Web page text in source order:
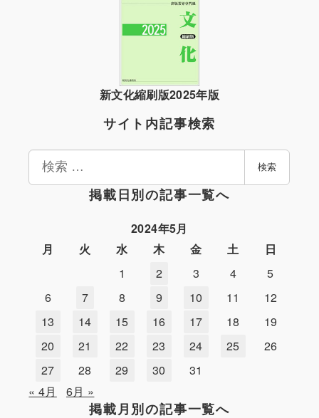
新文化縮刷版2025年版
サイト内記事検索
検
検索
掲載日別の記事一覧へ
2024年5月
月
火 水 木 金 土
日
1
2 3 4
5
6
7 8 9 10 11
12
13
14 15 16 17 18
19
20
21 22 23 24 25
26
27
28 29 30
31
« 4月
6月 »
掲載月別の記事一覧へ